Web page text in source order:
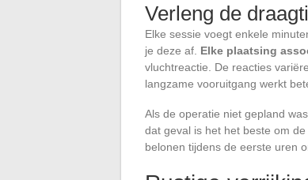
Verleng de
Elke sessie voegt enkele
je deze af. Elke plaatsing
vluchtreactie. De reacties
langzame vooruitgang werkt
Als de operatie niet gepland
dat geval is het het beste om
belonen tijdens de eerste uren